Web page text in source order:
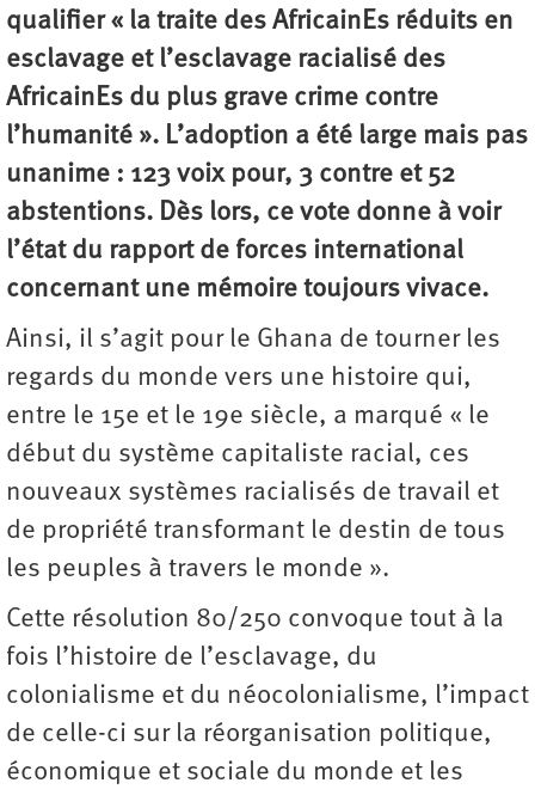
qualifier « la traite des AfricainEs réduits en
esclavage et l’esclavage racialisé des
AfricainEs du plus grave crime contre
l’humanité ». L’adoption a été large mais pas
unanime : 123 voix pour, 3 contre et 52
abstentions. Dès lors, ce vote donne à voir
l’état du rapport de forces international
concernant une mémoire toujours vivace.
Ainsi, il s’agit pour le Ghana de tourner les
regards du monde vers une histoire qui,
entre le 15e et le 19e siècle, a marqué « le
début du système capitaliste racial, ces
nouveaux systèmes racialisés de travail et
de propriété transformant le destin de tous
les peuples à travers le monde ».
Cette résolution 80/250 convoque tout à la
fois l’histoire de l’esclavage, du
colonialisme et du néocolonialisme, l’impact
de celle-ci sur la réorganisation politique,
économique et sociale du monde et les